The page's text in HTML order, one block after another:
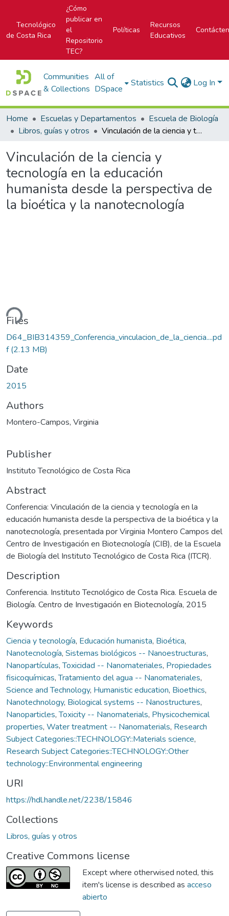
Tecnológico
de Costa Rica
¿Cómo
publicar en
el
Repositorio
TEC?
Políticas
Recursos
Educativos
Communities
& Collections
All of
DSpace
Statistics Log In
Home Escuelas y Departamentos
Escuela de Biología
Libros, guías y otros
Vinculación de la ciencia y tecnología en la educación humanista desde la perspectiva de la bioética y la nanotecnología
Vinculación de la ciencia y
tecnología en la educación
humanista desde la perspectiva de
la bioética y la nanotecnología
Files
D64_BIB314359_Conferencia_vinculacion_de_la_ciencia....pd
f(2.13 MB)
Date
2015
Authors
Montero-Campos, Virginia
Publisher
Instituto Tecnológico de Costa Rica
Abstract
Conferencia: Vinculación de la ciencia y tecnología en la
educación humanista desde la perspectiva de la bioética y la
nanotecnología, presentada por Virginia Montero Campos del
Centro de Investigación en Biotecnología (CIB), de la Escuela
de Biología del Instituto Tecnológico de Costa Rica (ITCR).
Description
Conferencia. Instituto Tecnológico de Costa Rica. Escuela de
Biología. Centro de Investigación en Biotecnología, 2015
Keywords
Ciencia y tecnología, Educación humanista, Bioética,
Nanotecnología, Sistemas biológicos -- Nanoestructuras,
Nanopartículas,Toxicidad -- Nanomateriales, Propiedades
fisicoquímicas,Tratamiento del agua -- Nanomateriales,
Science and Technology, Humanistic education, Bioethics,
Nanotechnology, Biological systems -- Nanostructures,
Nanoparticles,Toxicity -- Nanomaterials, Physicochemical
properties, Water treatment -- Nanomaterials, Research
Subject Categories::TECHNOLOGY::Materials science,
Research Subject Categories::TECHNOLOGY::Other
technology::Environmental engineering
URI
https://hdl.handle.net/2238/15846
Collections
Libros, guías y otros
Creative Commons license
Except where otherwised noted, this
item's license is described as acceso
abierto